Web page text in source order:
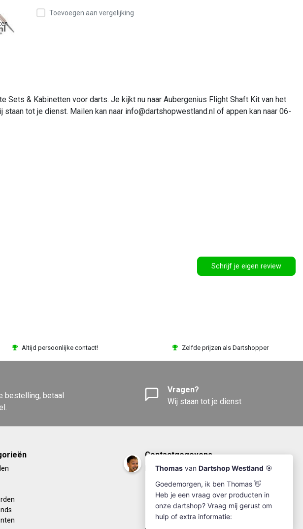
Toevoegen aan vergelijking
& Kabinetten voor darts. Je kijkt nu naar Aubergenius Flight Shaft Kit van het
tot je dienst. Mailen kan naar info@dartshopwestland.nl of appen kan naar 06-
Schrijf je eigen review
Altijd persoonlijke contact! Zelfde prijzen als Dartshopper
bestelling, betaal
Vragen?
Wij staan tot je dienst
Contactgegevens
DartshopWestland.nl
info@dartshopwestland.nl
Kleine Woerdlaan 19
2671 CA - Naaldwijk